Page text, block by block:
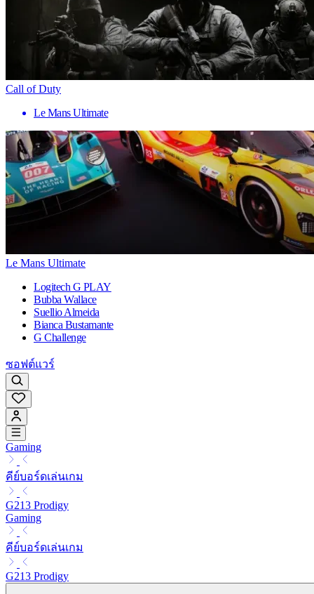
Call of Duty
Le Mans Ultimate
Le Mans Ultimate
Logitech G PLAY
Bubba Wallace
Suellio Almeida
Bianca Bustamante
G Challenge
ซอฟต์แวร์
Gaming
คีย์บอร์ดเล่นเกม
G213 Prodigy
Gaming
คีย์บอร์ดเล่นเกม
G213 Prodigy